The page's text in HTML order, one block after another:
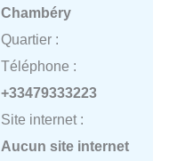
Chambéry
Quartier :
Téléphone :
+33479333223
Site internet :
Aucun site internet